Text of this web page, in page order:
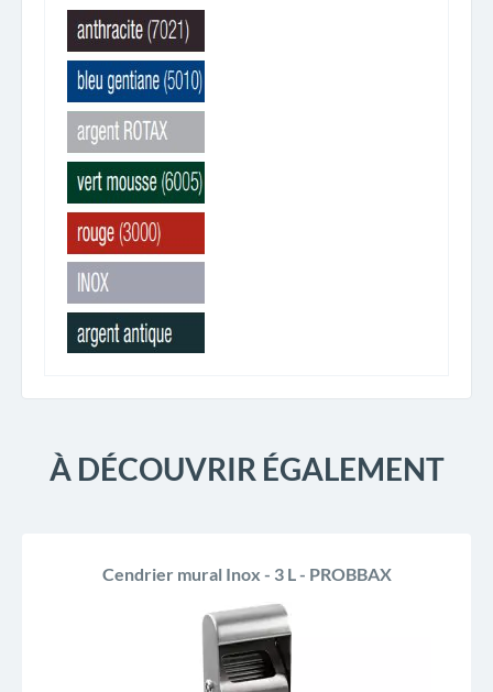
À DÉCOUVRIR ÉGALEMENT
Cendrier mural Inox - 3 L - PROBBAX